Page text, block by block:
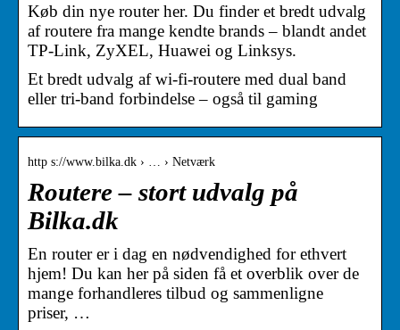
Køb din nye router her. Du finder et bredt udvalg
af routere fra mange kendte brands – blandt andet
TP-Link, ZyXEL, Huawei og Linksys.
Et bredt udvalg af wi-fi-routere med dual band
eller tri-band forbindelse – også til gaming
http s://www.bilka.dk › … › Netværk
Routere – stort udvalg på
Bilka.dk
En router er i dag en nødvendighed for ethvert
hjem! Du kan her på siden få et overblik over de
mange forhandleres tilbud og sammenligne
priser, …